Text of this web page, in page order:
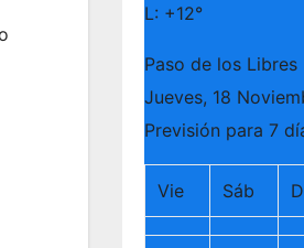
L: +12°
Paso de los Libres
Jueves, 18
Previsión para 7
Vie Sáb